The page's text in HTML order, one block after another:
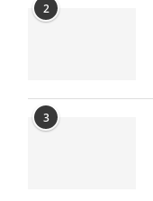
2
3